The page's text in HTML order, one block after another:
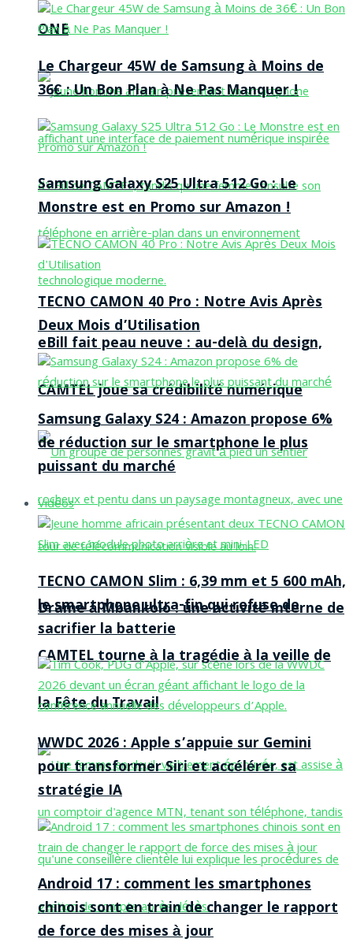
ONE
eBill fait peau neuve : au-delà du design,
CAMTEL joue sa crédibilité numérique
Drame à Mbankolo : une activité interne de
CAMTEL tourne à la tragédie à la veille de
la Fête du Travail
Le Chargeur 45W de Samsung à Moins de
36€ : Un Bon Plan à Ne Pas Manquer !
Samsung Galaxy S25 Ultra 512 Go : Le
Monstre est en Promo sur Amazon !
TECNO CAMON 40 Pro : Notre Avis Après
Deux Mois d’Utilisation
Samsung Galaxy S24 : Amazon propose 6%
de réduction sur le smartphone le plus
puissant du marché
Vidéos
TECNO CAMON Slim : 6,39 mm et 5 600 mAh,
le smartphone ultra-fin qui refuse de
sacrifier la batterie
WWDC 2026 : Apple s’appuie sur Gemini
pour transformer Siri et accélérer sa
stratégie IA
Android 17 : comment les smartphones
chinois sont en train de changer le rapport
de force des mises à jour